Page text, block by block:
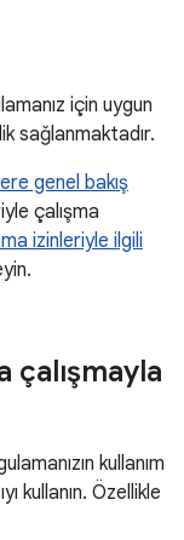
için uygun
sağlanmaktadır.
genel bakış
çalışma
izinleriyle ilgili
çalışmayla
kullanım
kullanın. Özellikle